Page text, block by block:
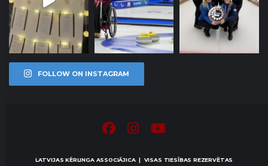
FOLLOW ON INSTAGRAM
LATVIJAS KĒRLINGA ASSOCIĀJICA | VISAS TIESĪBAS REZERVĒTAS